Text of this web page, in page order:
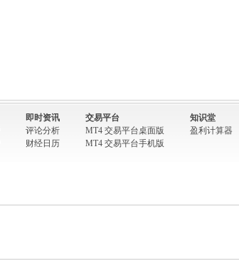
即时资讯
评论分析
财经日历
交易平台
MT4 交易平台桌面版
MT4 交易平台手机版
知识堂
盈利计算器